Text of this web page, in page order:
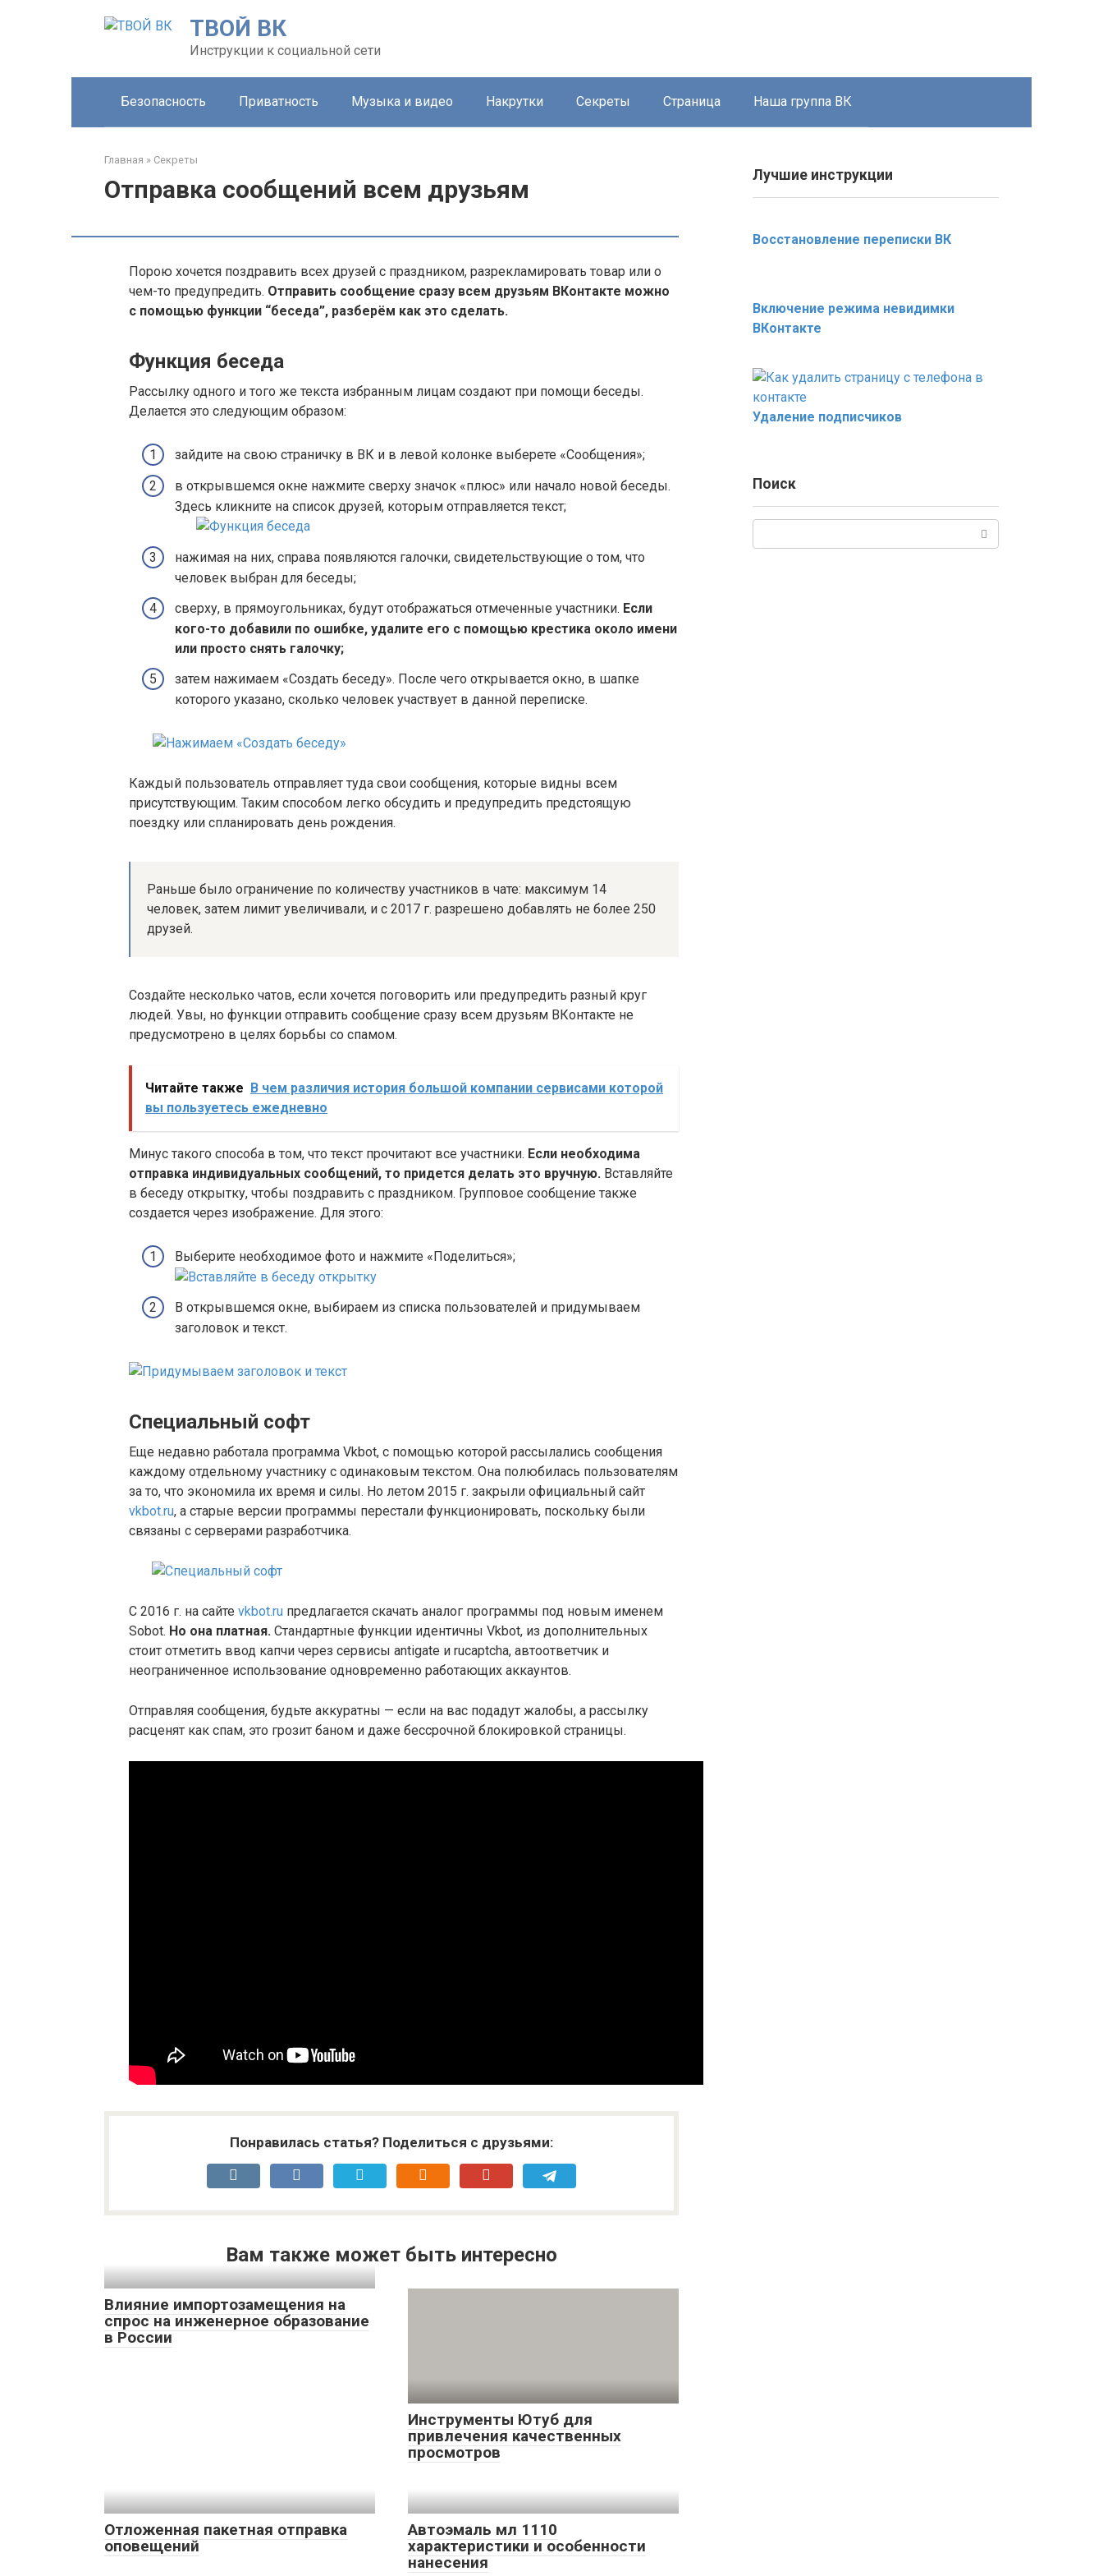
ТВОЙ ВК
Инструкции к социальной сети
Безопасность Приватность Музыка и видео Накрутки Секреты Страница Наша группа ВК
Главная » Секреты
Отправка сообщений всем друзьям
Порою хочется поздравить всех друзей с праздником, разрекламировать товар или о
чем-то предупредить. Отправить сообщение сразу всем друзьям ВКонтакте можно
с помощью функции “беседа”, разберём как это сделать.
Функция беседа
Рассылку одного и того же текста избранным лицам создают при помощи беседы.
Делается это следующим образом:
зайдите на свою страничку в ВК и в левой колонке выберете «Сообщения»;
в открывшемся окне нажмите сверху значок «плюс» или начало новой беседы.
Здесь кликните на список друзей, которым отправляется текст;
нажимая на них, справа появляются галочки, свидетельствующие о том, что
человек выбран для беседы;
сверху, в прямоугольниках, будут отображаться отмеченные участники. Если
кого-то добавили по ошибке, удалите его с помощью крестика около имени
или просто снять галочку;
затем нажимаем «Создать беседу». После чего открывается окно, в шапке
которого указано, сколько человек участвует в данной переписке.
Каждый пользователь отправляет туда свои сообщения, которые видны всем
присутствующим. Таким способом легко обсудить и предупредить предстоящую
поездку или спланировать день рождения.
Раньше было ограничение по количеству участников в чате: максимум 14
человек, затем лимит увеличивали, и с 2017 г. разрешено добавлять не более 250
друзей.
Создайте несколько чатов, если хочется поговорить или предупредить разный круг
людей. Увы, но функции отправить сообщение сразу всем друзьям ВКонтакте не
предусмотрено в целях борьбы со спамом.
Читайте также В чем различия история большой компании сервисами которой
вы пользуетесь ежедневно
Минус такого способа в том, что текст прочитают все участники. Если необходима
отправка индивидуальных сообщений, то придется делать это вручную. Вставляйте
в беседу открытку, чтобы поздравить с праздником. Групповое сообщение также
создается через изображение. Для этого:
Выберите необходимое фото и нажмите «Поделиться»;
В открывшемся окне, выбираем из списка пользователей и придумываем
заголовок и текст.
Специальный софт
Еще недавно работала программа Vkbot, с помощью которой рассылались сообщения
каждому отдельному участнику с одинаковым текстом. Она полюбилась пользователям
за то, что экономила их время и силы. Но летом 2015 г. закрыли официальный сайт
vkbot.ru, а старые версии программы перестали функционировать, поскольку были
связаны с серверами разработчика.
С 2016 г. на сайте vkbot.ru предлагается скачать аналог программы под новым именем
Sobot. Но она платная. Стандартные функции идентичны Vkbot, из дополнительных
стоит отметить ввод капчи через сервисы antigate и rucaptcha, автоответчик и
неограниченное использование одновременно работающих аккаунтов.
Отправляя сообщения, будьте аккуратны — если на вас подадут жалобы, а рассылку
расценят как спам, это грозит баном и даже бессрочной блокировкой страницы.
Понравилась статья? Поделиться с друзьями:
Вам также может быть интересно
Влияние импортозамещения на
спрос на инженерное образование
в России
Инструменты Ютуб для
привлечения качественных
просмотров
Отложенная пакетная отправка
оповещений
Автоэмаль мл 1110
характеристики и особенности
нанесения
Лучшие инструкции
Восстановление переписки ВК
Включение режима невидимки
ВКонтакте
Удаление подписчиков
Поиск